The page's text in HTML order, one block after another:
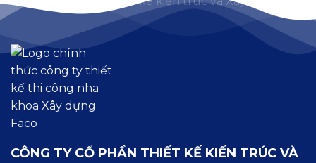
CÔNG TY CỔ PHẦN THIẾT KẾ KIẾN TRÚC VÀ